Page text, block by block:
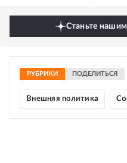
Станьте
РУБРИКИ ПОДЕЛИТЬСЯ
Внешняя политика